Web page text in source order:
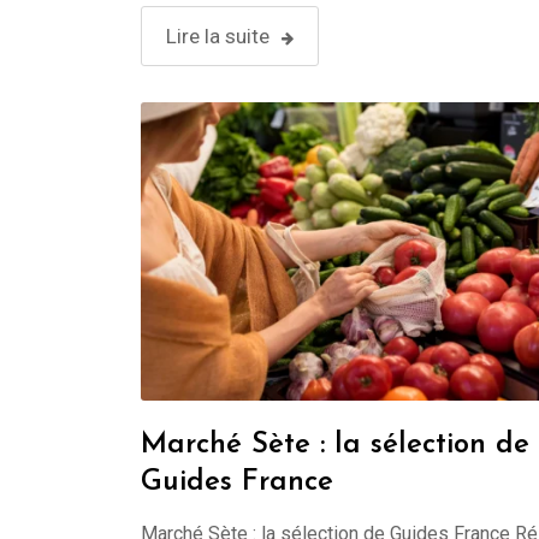
Lire la suite
Marché Sète : la sélection de
Guides France
Marché Sète : la sélection de Guides France